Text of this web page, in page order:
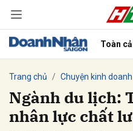
Toàn
Trang chủ Chuyện kinh doanh
Ngành du lịch:
nhân lực chất